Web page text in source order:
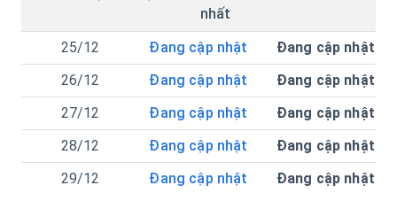
nhất
25/12 Đang cập nhật
Đang cập nhật
26/12
Đang cập nhật
Đang cập nhật
27/12
Đang cập nhật
Đang cập nhật
28/12
Đang cập nhật
Đang cập nhật
29/12
Đang cập nhật Đang cập nhật